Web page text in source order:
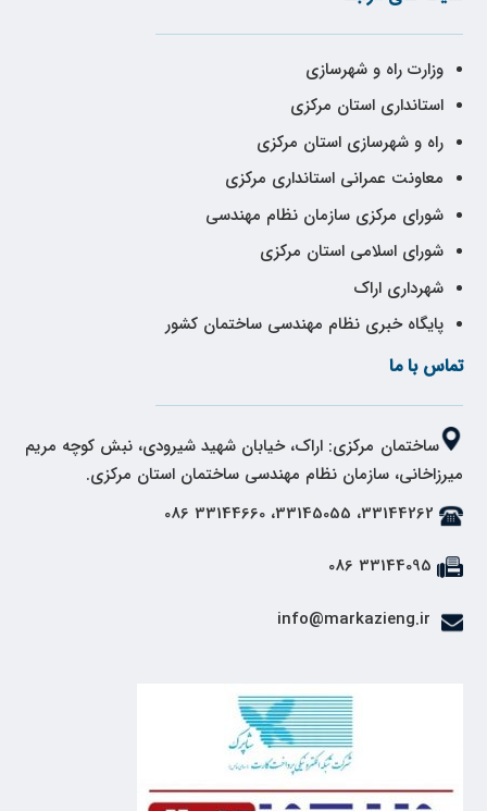
وزارت راه و شهرسازی
استانداری استان مرکزی
راه و شهرسازی استان مرکزی
معاونت عمرانی استانداری مرکزی
شورای مرکزی سازمان نظام مهندسی
شورای اسلامی استان مرکزی
شهرداری اراک
پایگاه خبری نظام مهندسی ساختمان کشور
تماس با ما
ساختمان مرکزی: اراک، خیابان شهید شیرودی، نبش کوچه مریم
میرزاخانی، سازمان نظام مهندسی ساختمان استان مرکزی.
33144262، 33145055، 33144660 086
33144095 086